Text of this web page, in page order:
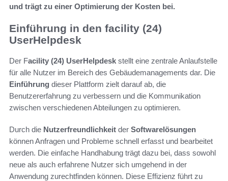
und trägt zu einer Optimierung der Kosten bei.
Einführung in den facility (24)
UserHelpdesk
Der Facility (24) UserHelpdesk stellt eine zentrale Anlaufstelle
für alle Nutzer im Bereich des Gebäudemanagements dar. Die
Einführung dieser Plattform zielt darauf ab, die
Benutzererfahrung zu verbessern und die Kommunikation
zwischen verschiedenen Abteilungen zu optimieren.
Durch die Nutzerfreundlichkeit der Softwarelösungen
können Anfragen und Probleme schnell erfasst und bearbeitet
werden. Die einfache Handhabung trägt dazu bei, dass sowohl
neue als auch erfahrene Nutzer sich umgehend in der
Anwendung zurechtfinden können. Diese Effizienz führt zu